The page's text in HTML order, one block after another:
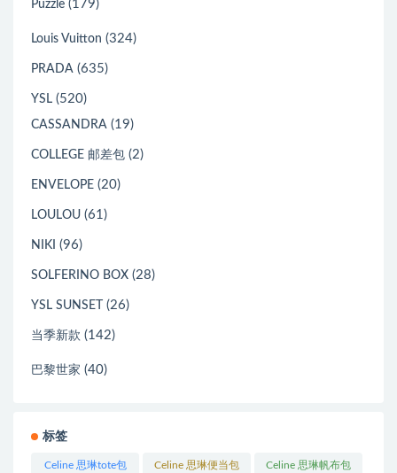
Puzzle (179)
Louis Vuitton (324)
PRADA (635)
YSL (520)
CASSANDRA (19)
COLLEGE 邮差包 (2)
ENVELOPE (20)
LOULOU (61)
NIKI (96)
SOLFERINO BOX (28)
YSL SUNSET (26)
当季新款 (142)
巴黎世家 (40)
标签
Celine 思琳tote包 Celine 思琳便当包 Celine 思琳帆布包